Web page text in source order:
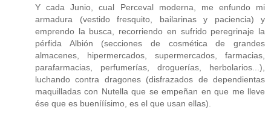
Y cada Junio, cual Perceval moderna, me enfundo mi
armadura (vestido fresquito, bailarinas y paciencia) y
emprendo la busca, recorriendo en sufrido peregrinaje la
pérfida Albión (secciones de cosmética de grandes
almacenes, hipermercados, supermercados, farmacias,
parafarmacias, perfumerías, droguerías, herbolarios...),
luchando contra dragones (disfrazados de dependientas
maquilladas con Nutella que se empeñan en que me lleve
ése que es buenííísimo, es el que usan ellas).